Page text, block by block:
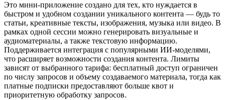
Это мини-приложение создано для тех, кто нуждается в
быстром и удобном создании уникального контента — будь то
статьи, креативные тексты, изображения, музыка или видео. В
рамках одной сессии можно генерировать визуальные и
аудиоматериалы, а также текстовую информацию.
Поддерживается интеграция с популярными ИИ-моделями,
что расширяет возможности создания контента. Лимиты
зависят от выбранного тарифа: бесплатный доступ ограничен
по числу запросов и объему создаваемого материала, тогда как
платные подписки предоставляют больше квот и
приоритетную обработку запросов.